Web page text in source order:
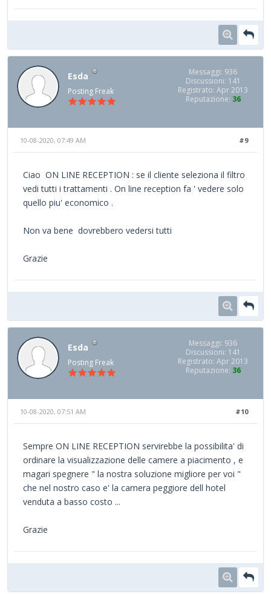
Esda
Posting Freak
Messaggi: 936
Discussioni: 141
Registrato: Apr 2013
Reputazione: 36
#9
10-08-2020, 07:49 AM
Ciao ON LINE RECEPTION : se il cliente seleziona il filtro
vedi tutti i trattamenti . On line reception fa ' vedere solo
quello piu' economico .
Non va bene dovrebbero vedersi tutti
Grazie
Esda
Posting Freak
Messaggi: 936
Discussioni: 141
Registrato: Apr 2013
Reputazione: 36
#10
10-08-2020, 07:51 AM
Sempre ON LINE RECEPTION servirebbe la possibilita' di
ordinare la visualizzazione delle camere a piacimento , e
magari spegnere " la nostra soluzione migliore per voi "
che nel nostro caso e' la camera peggiore dell hotel
venduta a basso costo ...
Grazie